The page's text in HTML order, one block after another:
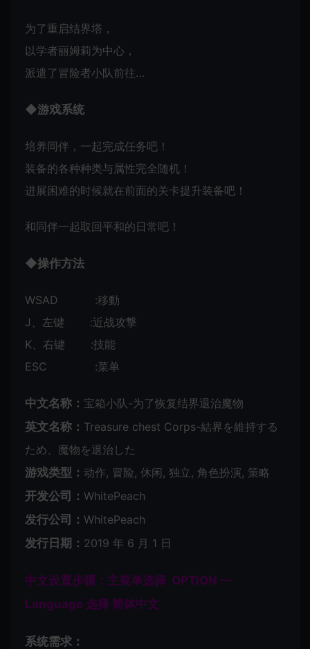
为了重启结界塔，
以学者丽姆莉为中心，
派遣了冒险者小队前往…
◆游戏系统
培养同伴，一起完成任务吧！
装备的各种种类与属性完全随机！
进展困难的时候就在前面的关卡提升装备吧！
和同伴一起取回平和的日常吧！
◆操作方法
WSAD :移動
J、左键 :近战攻撃
K、右键 :技能
ESC :菜单
中文名称： 宝箱小队-为了恢复结界退治魔物
英文名称： Treasure chest Corps-結界を維持する
ため、魔物を退治した
游戏类型： 动作, 冒险, 休闲, 独立, 角色扮演, 策略
开发公司： WhitePeach
发行公司： WhitePeach
发行日期： 2019 年 6 月 1 日
中文设置步骤：主菜单选择 OPTION —
Language 选择 简体中文
系统需求：